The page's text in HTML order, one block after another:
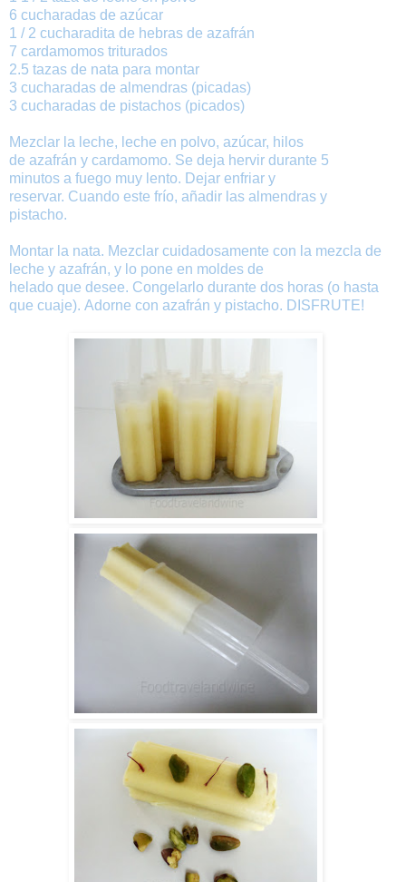
6 cucharadas de azúcar
1 / 2 cucharadita de hebras de azafrán
7 cardamomos triturados
2.5 tazas de nata para montar
3 cucharadas de almendras (picadas)
3 cucharadas de pistachos (picados)
Mezclar la leche, leche en polvo, azúcar, hilos
de azafrán y cardamomo. Se deja hervir durante 5
minutos a fuego muy lento. Dejar enfriar y
reservar. Cuando este frío, añadir las almendras y
pistacho.
Montar la nata. Mezclar cuidadosamente con la mezcla de
leche y azafrán, y lo pone en moldes de
helado que desee. Congelarlo durante dos horas (o hasta
que cuaje). Adorne con azafrán y pistacho. DISFRUTE!